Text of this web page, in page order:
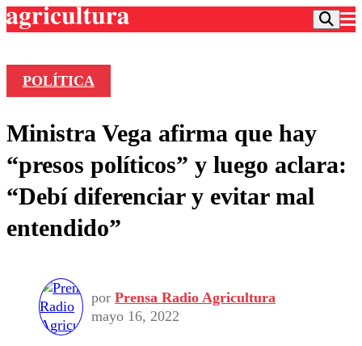
Frecuencias
Agricultura TV
Deportes
Colo Colo
Motor
Torneo Internacional
Torneo Nacional
Universidad Católica
Entretención
Noticias
Nacional
Política
Vida Social
Programas
Comercial
POLÍTICA
Ministra Vega afirma que hay
“presos políticos” y luego aclara:
“Debí diferenciar y evitar mal
entendido”
por Prensa Radio Agricultura
mayo 16, 2022